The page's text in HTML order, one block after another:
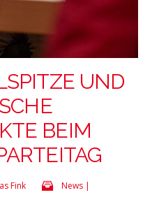
UND
BEIM
Fink
News |